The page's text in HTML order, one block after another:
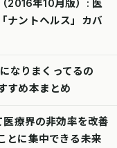
2016年10月版）: 医
ナントヘルス」カバ
なりまくってるの
すめ本まとめ
医療界の非効率を改善
とに集中できる未来